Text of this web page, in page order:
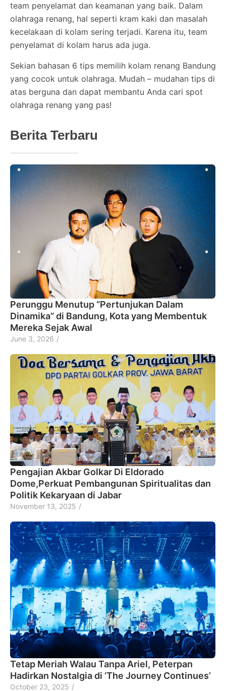
team penyelamat dan keamanan yang baik. Dalam
olahraga renang, hal seperti kram kaki dan masalah
kecelakaan di kolam sering terjadi. Karena itu, team
penyelamat di kolam harus ada juga.
Sekian bahasan 6 tips memilih kolam renang Bandung
yang cocok untuk olahraga. Mudah – mudahan tips di
atas berguna dan dapat membantu Anda cari spot
olahraga renang yang pas!
Berita Terbaru
Perunggu Menutup “Pertunjukan Dalam
Dinamika” di Bandung, Kota yang Membentuk
Mereka Sejak Awal
June 3, 2026 /
Pengajian Akbar Golkar Di Eldorado
Dome,Perkuat Pembangunan Spiritualitas dan
Politik Kekaryaan di Jabar
November 13, 2025 /
Tetap Meriah Walau Tanpa Ariel, Peterpan
Hadirkan Nostalgia di ‘The Journey Continues’
October 23, 2025 /